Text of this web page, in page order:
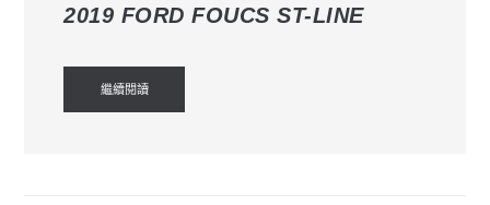
2019 FORD FOUCS ST-LINE
繼續閱讀